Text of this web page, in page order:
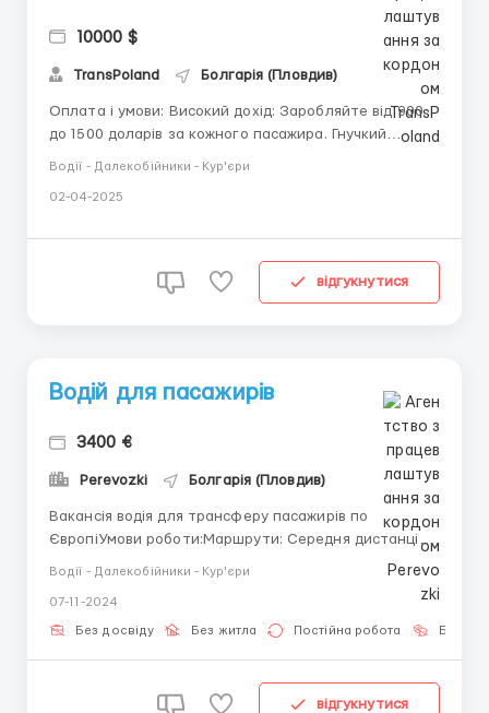
10000 $
TransPoland Болгарія (Пловдив)
Оплата і умови: Високий дохід: Заробляйте від 900
до 1500 доларів за кожного пасажира. Гнучкий
витрат. Гарантії безпеки: Супровід менеджера та всі
Водії - Далекобійники - Кур'єри
02-04-2025
відгукнутися
Водій для пасажирів
3400 €
Perevozki Болгарія (Пловдив)
Вакансія водія для трансферу пасажирів по
ЄвропіУмови роботи:Маршрути: Середня дистанція
рейсів від 120 до 450 км по території Литви, Хорватії,
Вільний, підстроюється під водія.Оплата: Від 900 до
1500 доларів за кожного пасажира. Основна оплата
Водії - Далекобійники - Кур'єри
07-11-2024
Без досвіду Без житла Постійна робота Без
відгукнутися